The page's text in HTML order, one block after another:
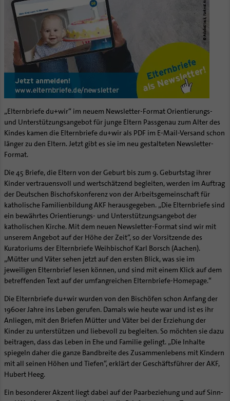
„Elternbriefe du+wir“ im neuem Newsletter-Format Orientierungs-
und Unterstützungsangebot für junge Eltern Passgenau zum Alter des
Kindes kamen die Elternbriefe du+wir als PDF im E-Mail-Versand schon
länger zu den Eltern. Jetzt gibt es sie im neu gestalteten Newsletter-
Format.
Die 45 Briefe, die Eltern von der Geburt bis zum 9. Geburtstag ihrer
Kinder vertrauensvoll und wertschätzend begleiten, werden im Auftrag
der Deutschen Bischofskonferenz von der Arbeitsgemeinschaft für
katholische Familienbildung AKF herausgegeben. „Die Elternbriefe sind
ein bewährtes Orientierungs- und Unterstützungsangebot der
katholischen Kirche. Mit dem neuen Newsletter-Format sind wir mit
unserem Angebot auf der Höhe der Zeit“, so der Vorsitzende des
Kuratoriums der Elternbriefe Weihbischof Karl Borsch (Aachen).
„Mütter und Väter sehen jetzt auf den ersten Blick, was sie im
jeweiligen Elternbrief lesen können, und sind mit einem Klick auf dem
betreffenden Text auf der umfangreichen Elternbriefe-Homepage.“
Die Elternbriefe du+wir wurden von den Bischöfen schon Anfang der
1960er Jahre ins Leben gerufen. Damals wie heute war und ist es ihr
Anliegen, mit den Briefen Mütter und Väter bei der Erziehung der
Kinder zu unterstützen und liebevoll zu begleiten. So möchten sie dazu
beitragen, dass das Leben in Ehe und Familie gelingt. „Die Inhalte
spiegeln daher die ganze Bandbreite des Zusammenlebens mit Kindern
mit all seinen Höhen und Tiefen“, erklärt der Geschäftsführer der AKF,
Hubert Heeg.
Ein besonderer Akzent liegt dabei auf der Paarbeziehung und auf Sinn-